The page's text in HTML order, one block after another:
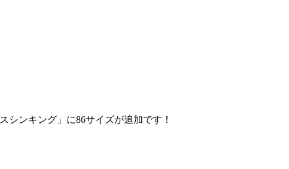
ンキング」に86サイズが追加です！